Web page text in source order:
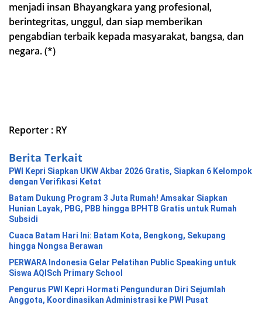
menjadi insan Bhayangkara yang profesional,
berintegritas, unggul, dan siap memberikan
pengabdian terbaik kepada masyarakat, bangsa, dan
negara. (*)
Reporter : RY
Berita Terkait
PWI Kepri Siapkan UKW Akbar 2026 Gratis, Siapkan 6 Kelompok
dengan Verifikasi Ketat
Batam Dukung Program 3 Juta Rumah! Amsakar Siapkan
Hunian Layak, PBG, PBB hingga BPHTB Gratis untuk Rumah
Subsidi
Cuaca Batam Hari Ini: Batam Kota, Bengkong, Sekupang
hingga Nongsa Berawan
PERWARA Indonesia Gelar Pelatihan Public Speaking untuk
Siswa AQISch Primary School
Pengurus PWI Kepri Hormati Pengunduran Diri Sejumlah
Anggota, Koordinasikan Administrasi ke PWI Pusat